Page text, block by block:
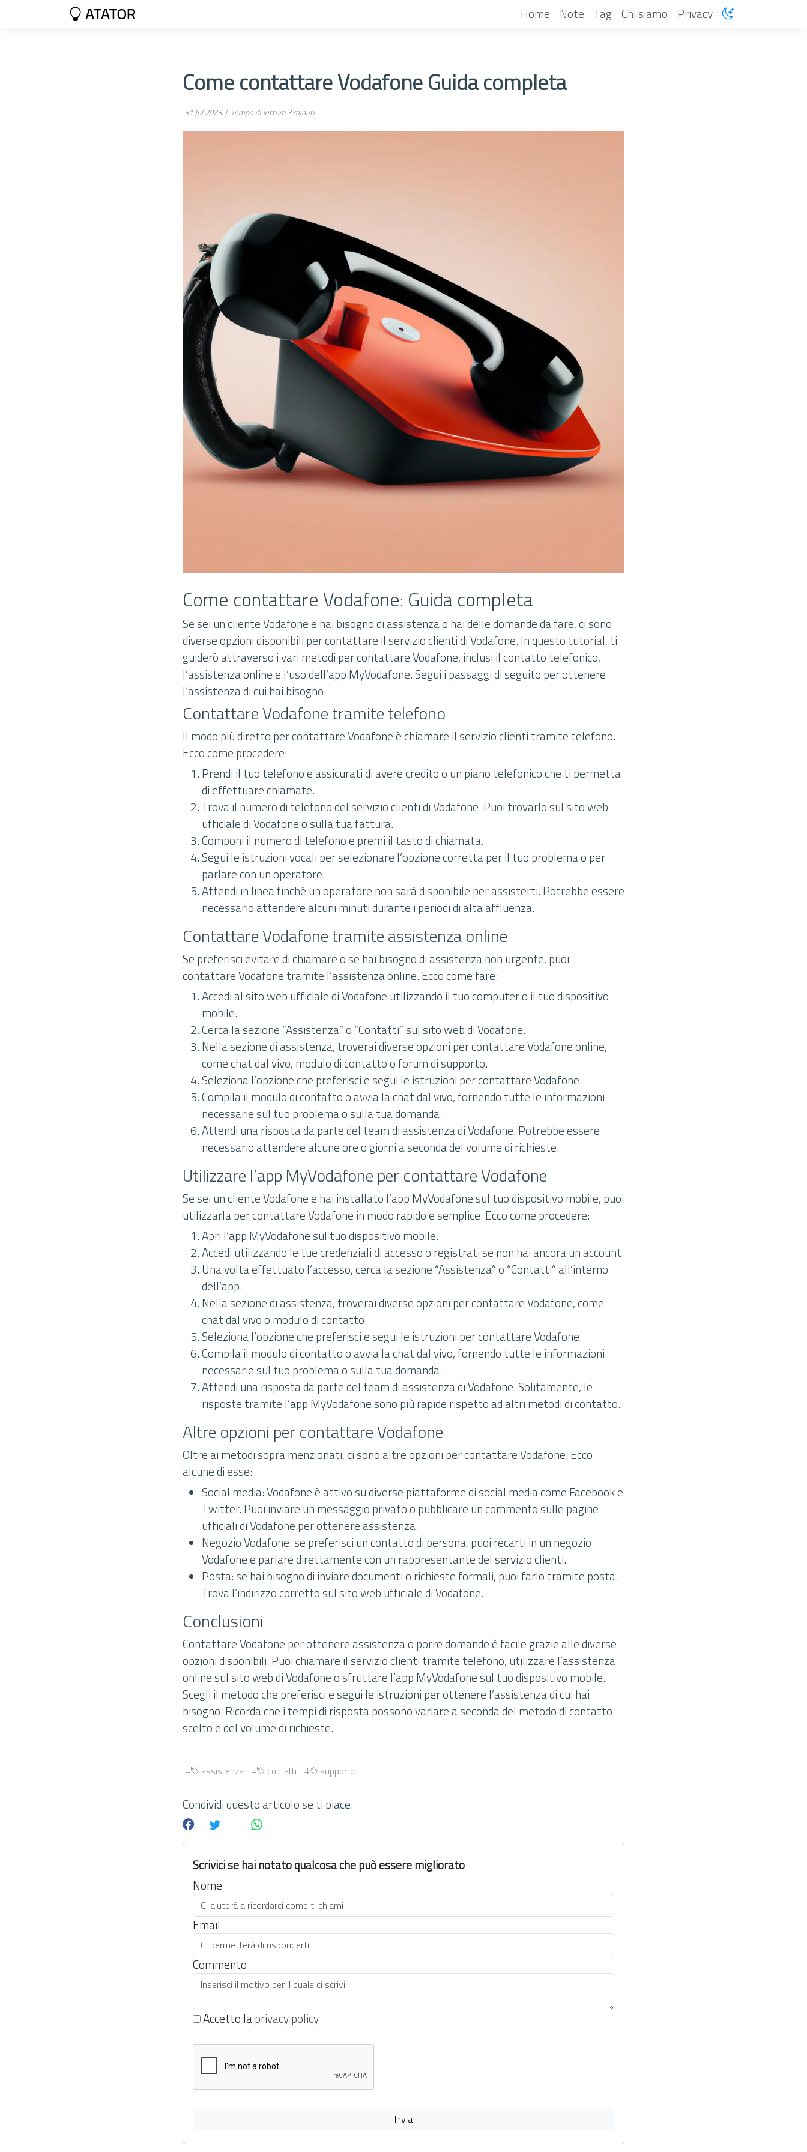
ATATOR Home Note Tag Chi siamo Privacy
Come contattare Vodafone Guida completa
31 Jul 2023 | Tempo di lettura 3 minuti
Come contattare Vodafone: Guida completa
Se sei un cliente Vodafone e hai bisogno di assistenza o hai delle domande da fare, ci sono
diverse opzioni disponibili per contattare il servizio clienti di Vodafone. In questo tutorial, ti
guiderò attraverso i vari metodi per contattare Vodafone, inclusi il contatto telefonico,
l’assistenza online e l’uso dell’app MyVodafone. Segui i passaggi di seguito per ottenere
l’assistenza di cui hai bisogno.
Contattare Vodafone tramite telefono
Il modo più diretto per contattare Vodafone è chiamare il servizio clienti tramite telefono.
Ecco come procedere:
Prendi il tuo telefono e assicurati di avere credito o un piano telefonico che ti permetta
di effettuare chiamate.
Trova il numero di telefono del servizio clienti di Vodafone. Puoi trovarlo sul sito web
ufficiale di Vodafone o sulla tua fattura.
Componi il numero di telefono e premi il tasto di chiamata.
Segui le istruzioni vocali per selezionare l’opzione corretta per il tuo problema o per
parlare con un operatore.
Attendi in linea finché un operatore non sarà disponibile per assisterti. Potrebbe essere
necessario attendere alcuni minuti durante i periodi di alta affluenza.
Contattare Vodafone tramite assistenza online
Se preferisci evitare di chiamare o se hai bisogno di assistenza non urgente, puoi
contattare Vodafone tramite l’assistenza online. Ecco come fare:
Accedi al sito web ufficiale di Vodafone utilizzando il tuo computer o il tuo dispositivo
mobile.
Cerca la sezione “Assistenza” o “Contatti” sul sito web di Vodafone.
Nella sezione di assistenza, troverai diverse opzioni per contattare Vodafone online,
come chat dal vivo, modulo di contatto o forum di supporto.
Seleziona l’opzione che preferisci e segui le istruzioni per contattare Vodafone.
Compila il modulo di contatto o avvia la chat dal vivo, fornendo tutte le informazioni
necessarie sul tuo problema o sulla tua domanda.
Attendi una risposta da parte del team di assistenza di Vodafone. Potrebbe essere
necessario attendere alcune ore o giorni a seconda del volume di richieste.
Utilizzare l’app MyVodafone per contattare Vodafone
Se sei un cliente Vodafone e hai installato l’app MyVodafone sul tuo dispositivo mobile, puoi
utilizzarla per contattare Vodafone in modo rapido e semplice. Ecco come procedere:
Apri l’app MyVodafone sul tuo dispositivo mobile.
Accedi utilizzando le tue credenziali di accesso o registrati se non hai ancora un account.
Una volta effettuato l’accesso, cerca la sezione “Assistenza” o “Contatti” all’interno
dell’app.
Nella sezione di assistenza, troverai diverse opzioni per contattare Vodafone, come
chat dal vivo o modulo di contatto.
Seleziona l’opzione che preferisci e segui le istruzioni per contattare Vodafone.
Compila il modulo di contatto o avvia la chat dal vivo, fornendo tutte le informazioni
necessarie sul tuo problema o sulla tua domanda.
Attendi una risposta da parte del team di assistenza di Vodafone. Solitamente, le
risposte tramite l’app MyVodafone sono più rapide rispetto ad altri metodi di contatto.
Altre opzioni per contattare Vodafone
Oltre ai metodi sopra menzionati, ci sono altre opzioni per contattare Vodafone. Ecco
alcune di esse:
Social media: Vodafone è attivo su diverse piattaforme di social media come Facebook e
Twitter. Puoi inviare un messaggio privato o pubblicare un commento sulle pagine
ufficiali di Vodafone per ottenere assistenza.
Negozio Vodafone: se preferisci un contatto di persona, puoi recarti in un negozio
Vodafone e parlare direttamente con un rappresentante del servizio clienti.
Posta: se hai bisogno di inviare documenti o richieste formali, puoi farlo tramite posta.
Trova l’indirizzo corretto sul sito web ufficiale di Vodafone.
Conclusioni
Contattare Vodafone per ottenere assistenza o porre domande è facile grazie alle diverse
opzioni disponibili. Puoi chiamare il servizio clienti tramite telefono, utilizzare l’assistenza
online sul sito web di Vodafone o sfruttare l’app MyVodafone sul tuo dispositivo mobile.
Scegli il metodo che preferisci e segui le istruzioni per ottenere l’assistenza di cui hai
bisogno. Ricorda che i tempi di risposta possono variare a seconda del metodo di contatto
scelto e del volume di richieste.
assistenza contatti supporto
Condividi questo articolo se ti piace.
Scrivici se hai notato qualcosa che può essere migliorato
Nome
Email
Commento
Accetto laprivacy policy
Invia